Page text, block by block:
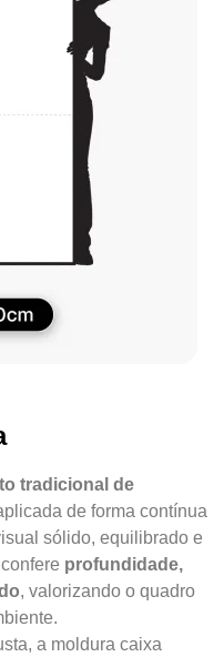
tradicional de
de forma contínua
sólido, equilibrado e
profundidade,
, valorizando o quadro
a moldura caixa